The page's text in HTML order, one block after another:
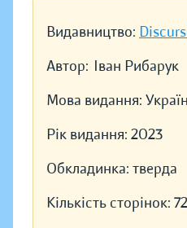
Видавництво:
Автор: Іван Рибарук
Мова видання:
Рік видання: 2023
Обкладинка: тверда
Кількість сторінок: 72